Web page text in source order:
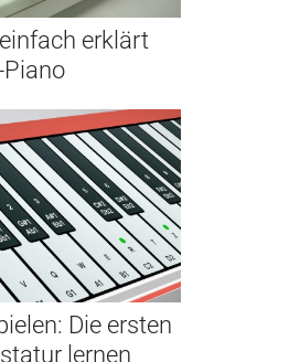
erklärt
Die ersten
lernen